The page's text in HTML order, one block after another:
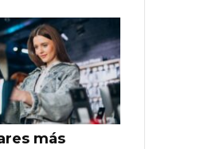
más